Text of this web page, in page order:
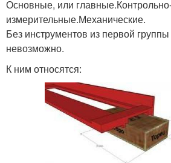
Основные, или
измерительные.Механические.
Без инструментов из первой
невозможно.
К ним относятся: